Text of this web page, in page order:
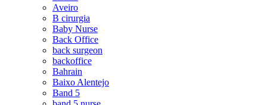
Aveiro
B cirurgia
Baby Nurse
Back Office
back surgeon
backoffice
Bahrain
Baixo Alentejo
Band 5